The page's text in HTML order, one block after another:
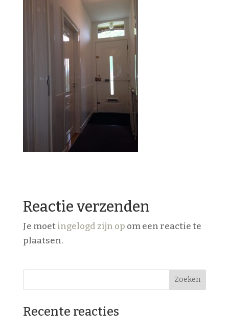
Reactie verzenden
Je moetingelogd zijn op om een reactie te
plaatsen.
Recente reacties